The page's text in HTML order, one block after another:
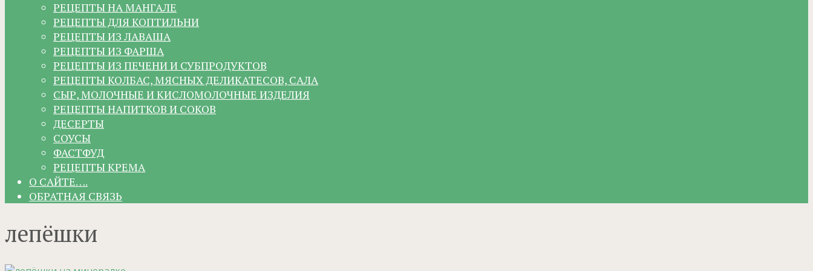
РЕЦЕПТЫ НА МАНГАЛЕ
РЕЦЕПТЫ ДЛЯ КОПТИЛЬНИ
РЕЦЕПТЫ ИЗ ЛАВАША
РЕЦЕПТЫ ИЗ ФАРША
РЕЦЕПТЫ ИЗ ПЕЧЕНИ И СУБПРОДУКТОВ
РЕЦЕПТЫ КОЛБАС, МЯСНЫХ ДЕЛИКАТЕСОВ, САЛА
СЫР, МОЛОЧНЫЕ И КИСЛОМОЛОЧНЫЕ ИЗДЕЛИЯ
РЕЦЕПТЫ НАПИТКОВ И СОКОВ
ДЕСЕРТЫ
СОУСЫ
ФАСТФУД
РЕЦЕПТЫ КРЕМА
О САЙТЕ….
ОБРАТНАЯ СВЯЗЬ
лепёшки